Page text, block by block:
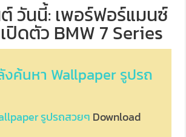
วันนี้: เพอร์ฟอร์แมนซ์
ปิดตัว BMW 7 Series
ค้นหา Wallpaper รูปรถ
รูปรถสวยๆ Download